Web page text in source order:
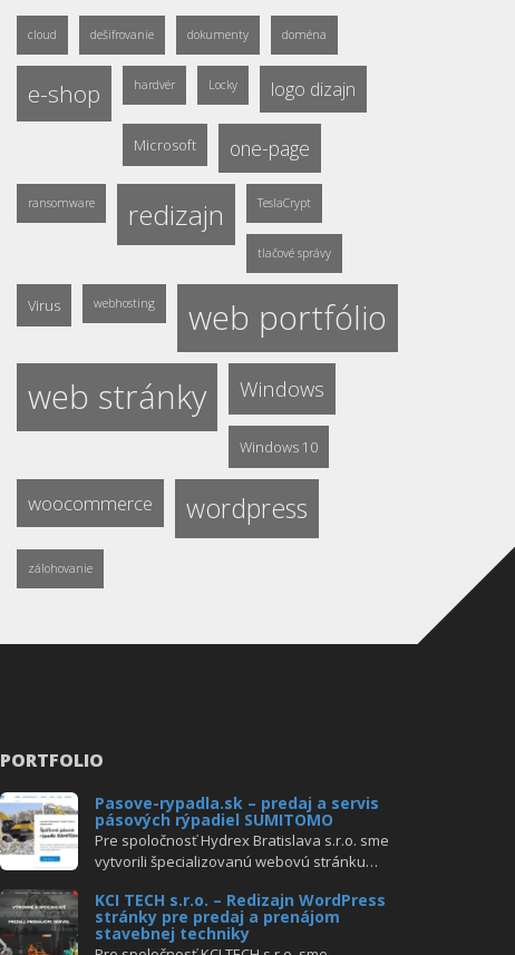
cloud dešifrovanie dokumenty doména
e-shop hardvér Locky logo dizajn
Microsoft one-page
ransomware redizajn TeslaCrypt
tlačové správy
Virus webhosting
web portfólio
web stránky
Windows
Windows 10
woocommerce wordpress
zálohovanie
PORTFOLIO
Pasove-rypadla.sk – predaj a servis
pásových rýpadiel SUMITOMO
Pre spoločnosť Hydrex Bratislava s.r.o. sme
vytvorili špecializovanú webovú stránku…
KCI TECH s.r.o. – Redizajn WordPress
stránky pre predaj a prenájom
stavebnej techniky